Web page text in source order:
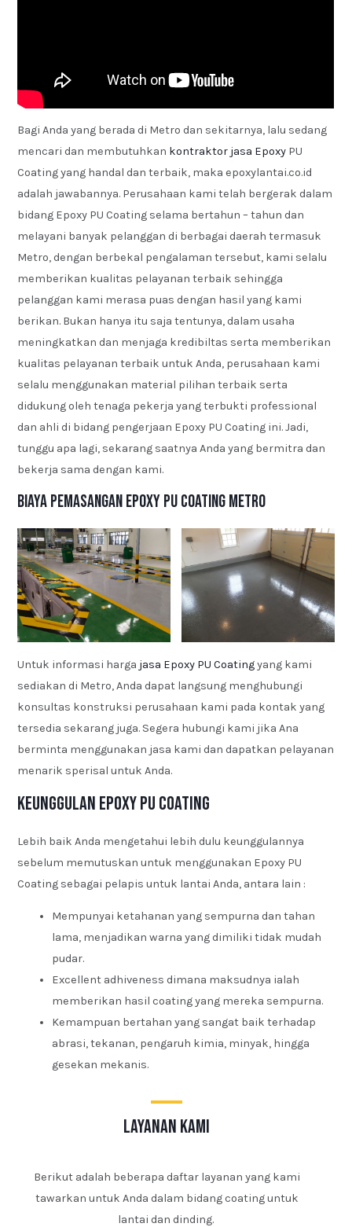
Bagi Anda yang berada di Metro dan sekitarnya, lalu sedang
mencari dan membutuhkan kontraktor jasa Epoxy PU
Coating yang handal dan terbaik, maka epoxylantai.co.id
adalah jawabannya. Perusahaan kami telah bergerak dalam
bidang Epoxy PU Coating selama bertahun – tahun dan
melayani banyak pelanggan di berbagai daerah termasuk
Metro, dengan berbekal pengalaman tersebut, kami selalu
memberikan kualitas pelayanan terbaik sehingga
pelanggan kami merasa puas dengan hasil yang kami
berikan. Bukan hanya itu saja tentunya, dalam usaha
meningkatkan dan menjaga kredibiltas serta memberikan
kualitas pelayanan terbaik untuk Anda, perusahaan kami
selalu menggunakan material pilihan terbaik serta
didukung oleh tenaga pekerja yang terbukti professional
dan ahli di bidang pengerjaan Epoxy PU Coating ini. Jadi,
tunggu apa lagi, sekarang saatnya Anda yang bermitra dan
bekerja sama dengan kami.
Biaya Pemasangan Epoxy PU Coating Metro
Untuk informasi harga jasa Epoxy PU Coatingyang kami
sediakan di Metro, Anda dapat langsung menghubungi
konsultas konstruksi perusahaan kami pada kontak yang
tersedia sekarang juga. Segera hubungi kami jika Ana
berminta menggunakan jasa kami dan dapatkan pelayanan
menarik sperisal untuk Anda.
Keunggulan Epoxy PU Coating
Lebih baik Anda mengetahui lebih dulu keunggulannya
sebelum memutuskan untuk menggunakan Epoxy PU
Coating sebagai pelapis untuk lantai Anda, antara lain :
Mempunyai ketahanan yang sempurna dan tahan
lama, menjadikan warna yang dimiliki tidak mudah
pudar.
Excellent adhiveness dimana maksudnya ialah
memberikan hasil coating yang mereka sempurna.
Kemampuan bertahan yang sangat baik terhadap
abrasi, tekanan, pengaruh kimia, minyak, hingga
gesekan mekanis.
layanan kami
Berikut adalah beberapa daftar layanan yang kami
tawarkan untuk Anda dalam bidang coating untuk
lantai dan dinding.